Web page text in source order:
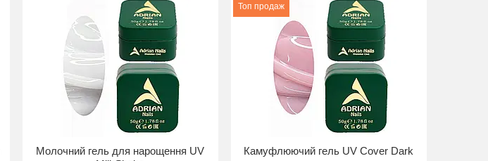
Молочний гель для нарощення UV
Топ продаж
Камуфлюючий гель UV Cover Dark